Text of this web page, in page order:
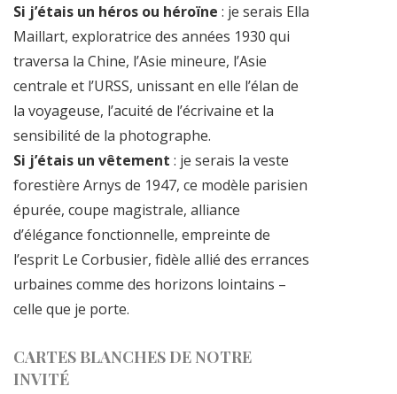
Si j’étais un héros ou héroïne : je serais Ella
Maillart, exploratrice des années 1930 qui
traversa la Chine, l’Asie mineure, l’Asie
centrale et l’URSS, unissant en elle l’élan de
la voyageuse, l’acuité de l’écrivaine et la
sensibilité de la photographe.
Si j’étais un vêtement : je serais la veste
forestière Arnys de 1947, ce modèle parisien
épurée, coupe magistrale, alliance
d’élégance fonctionnelle, empreinte de
l’esprit Le Corbusier, fidèle allié des errances
urbaines comme des horizons lointains –
celle que je porte.
CARTES BLANCHES DE NOTRE
INVITÉ